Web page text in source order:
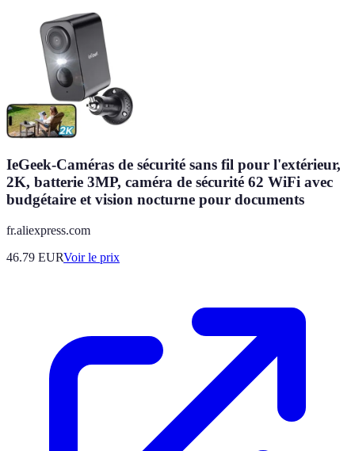
IeGeek-Caméras de sécurité sans fil pour l'extérieur,
2K, batterie 3MP, caméra de sécurité 62 WiFi avec
budgétaire et vision nocturne pour documents
fr.aliexpress.com
46.79 EURVoir le prix